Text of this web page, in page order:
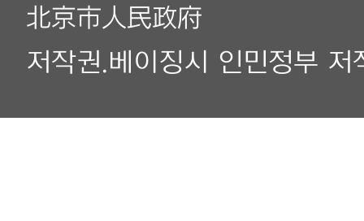
北京市人民政府
저작권.베이징시 인민정부